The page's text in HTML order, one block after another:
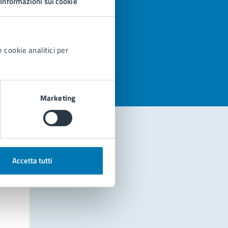
cookie analitici per
Marketing
Accetta tutti